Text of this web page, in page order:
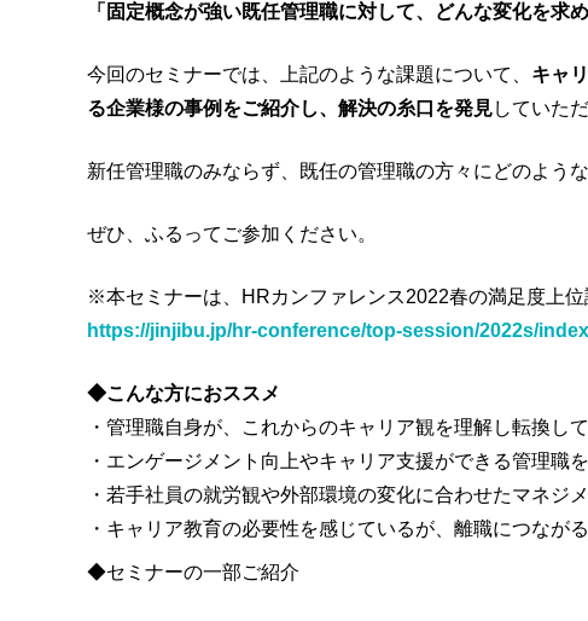
「固定概念が強い既任管理職に対して、どんな変化を求
今回のセミナーでは、上記のような課題について、 キャ
る企業様の事例をご紹介し、解決の糸口を発見していた
新任管理職のみならず、既任の管理職の方々にどのよう
ぜひ、ふるってご参加ください。
※本セミナーは、HRカンファレンス2022春の満足度上位
https://jinjibu.jp/hr-conference/top-session/2022s/
◆こんな方におススメ
・管理職自身が、これからのキャリア観を理解し転換し
・エンゲージメント向上やキャリア支援ができる管理職
・若手社員の就労観や外部環境の変化に合わせたマネジ
・キャリア教育の必要性を感じているが、離職につなが
◆セミナーの一部ご紹介